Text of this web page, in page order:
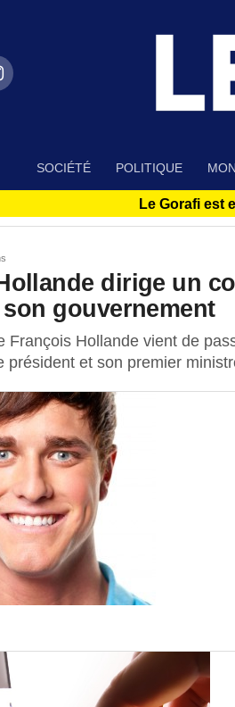
SOCIÉTÉ POLITIQUE
Le Gorafi est
dirige un
gouvernement
François Hollande vient de
président et son premier